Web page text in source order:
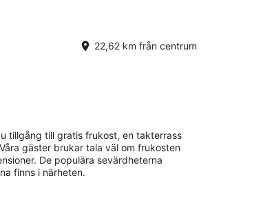
22,62 km från centrum
tillgång till gratis frukost, en takterrass
gäster brukar tala väl om frukosten
De populära sevärdheterna
finns i närheten.